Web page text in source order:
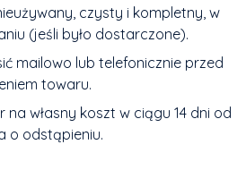
czysty i kompletny, w
(jeśli było dostarczone).
mailowo lub telefonicznie przed
towaru.
na własny koszt w ciągu 14 dni od
o odstąpieniu.